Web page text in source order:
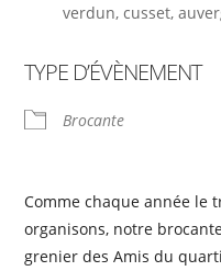
verdun, cusset,
TYPE D’ÉVÈNEMENT
Brocante
Comme chaque année le
organisons, notre
grenier des Amis du